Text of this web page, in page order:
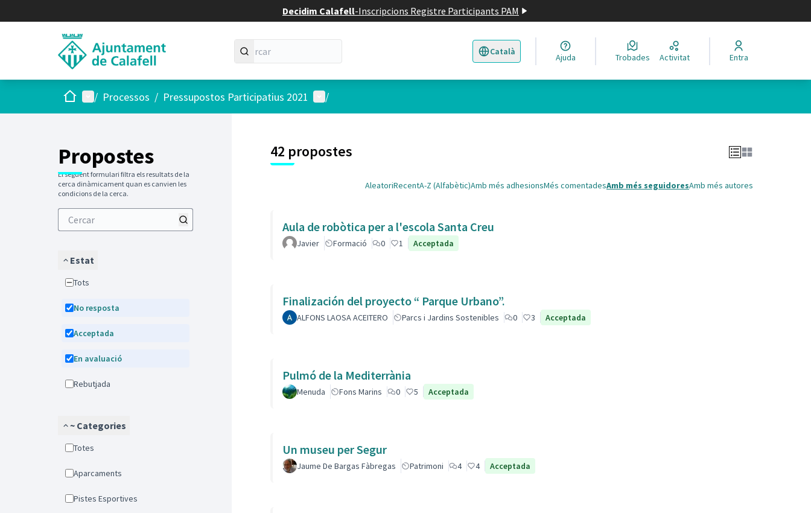
Decidim Calafell-Inscripcions Registre Participants PAM
Català
Triar la llengua Elegir el idioma
Ajuda Trobades Activitat Entra
Inici Menú principal
/ Processos / Pressupostos Participatius 2021 Menú d'usuari
/
Propostes
El següent formulari filtra els resultats de la
cerca dinàmicament quan es canvien les
condicions de la cerca.
Estat
Tots
No resposta
Acceptada
En avaluació
Rebutjada
~ Categories
Totes
Aparcaments
Pistes Esportives
42 propostes
AleatoriRecentA-Z (Alfabètic)Amb més adhesionsMés comentadesAmb més seguidoresAmb més autores
Aula de robòtica per a l'escola Santa Creu
Javier Formació 0 1 Acceptada
Finalización del proyecto “ Parque Urbano”.
ALFONS LAOSA ACEITERO Parcs i Jardins Sostenibles 0 3 Acceptada
Pulmó de la Mediterrània
Menuda Fons Marins 0 5 Acceptada
Un museu per Segur
Jaume De Bargas Fàbregas Patrimoni 4 4 Acceptada